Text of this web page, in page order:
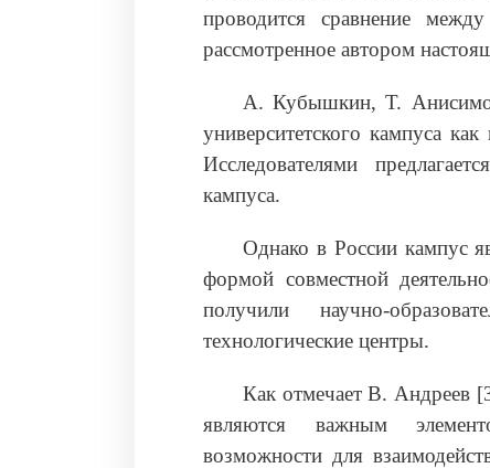
проводится сравнение
рассмотренное автором
А. Кубышкин, Т.
университетского кампуса
Исследователями
кампуса.
Однако в России кампус
формой совместной
получили научно-
технологические центры.
Как отмечает В. Андреев
являются важным
возможности для